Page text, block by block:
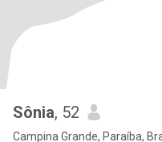
Sônia, 52
Campina Grande, Paraíba,